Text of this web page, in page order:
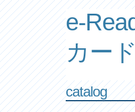
e-
カー
catalog